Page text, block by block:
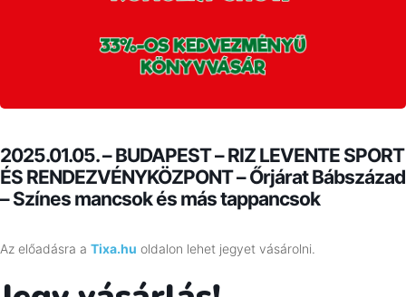
2025.01.05. – BUDAPEST – RIZ LEVENTE SPORT
ÉS RENDEZVÉNYKÖZPONT – Őrjárat Bábszázad
– Színes mancsok és más tappancsok
Az előadásra a Tixa.hu oldalon lehet jegyet vásárolni.